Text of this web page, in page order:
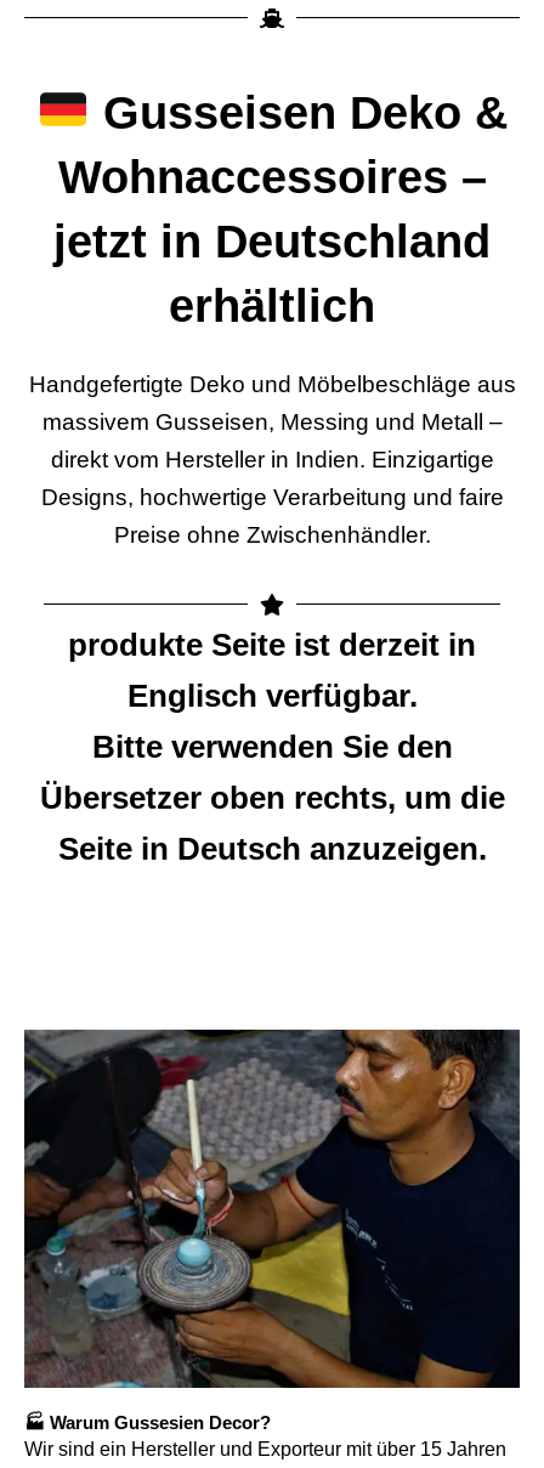
Gusseisen Deko &
Wohnaccessoires –
jetzt in Deutschland
erhältlich
Handgefertigte Deko und Möbelbeschläge aus
massivem Gusseisen, Messing und Metall –
direkt vom Hersteller in Indien. Einzigartige
Designs, hochwertige Verarbeitung und faire
Preise ohne Zwischenhändler.
produkte Seite ist derzeit in
Englisch verfügbar.
Bitte verwenden Sie den
Übersetzer oben rechts, um die
Seite in Deutsch anzuzeigen.
🏭 Warum Gussesien Decor?
Wir sind ein Hersteller und Exporteur mit über 15 Jahren